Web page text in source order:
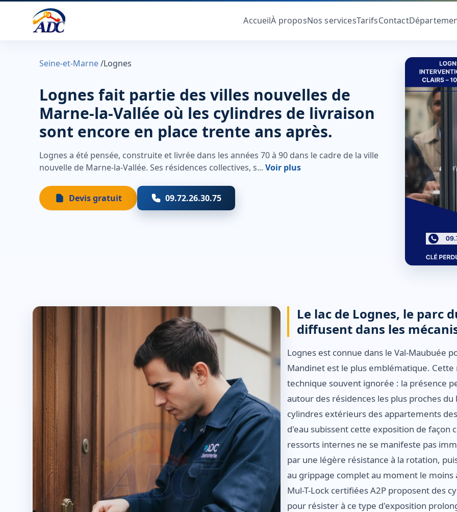
AccueilÀ proposNos servicesTarifsContact
Seine-et-Marne/Lognes
Lognes fait partie des villes nouvelles de
Marne-la-Vallée où les cylindres de livraison
sont encore en place trente ans après.
Lognes a été pensée, construite et livrée dans les années 70 à 90 dans le cadre de la ville
nouvelle de Marne-la-Vallée. Ses résidences collectives, s... Voir plus
Devis gratuit 09.72.26.30.75
Le lac de Lognes, le
diffusent dans les
Lognes est connue dans le Val-Maubuée
Mandinet est le plus emblématique.
technique souvent ignorée : la présence
autour des résidences les plus proches
cylindres extérieurs des appartements
d'eau subissent cette exposition de façon
ressorts internes ne se manifeste pas
par une légère résistance à la rotation,
au grippage complet au moment le
Mul-T-Lock certifiées A2P proposent des
pour résister à ce type d'exposition